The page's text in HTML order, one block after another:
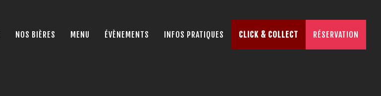
NOS BIÈRES MENU ÉVÈNEMENTS INFOS PRATIQUES CLICK & COLLECT RÉSERVATION